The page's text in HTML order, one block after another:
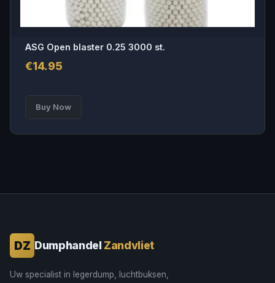
ASG Open blaster 0.25 3000 st.
€14.95
Buy Now
DZ Dumphandel Zandvliet
Uw specialist in legerdump, luchtbuksen,